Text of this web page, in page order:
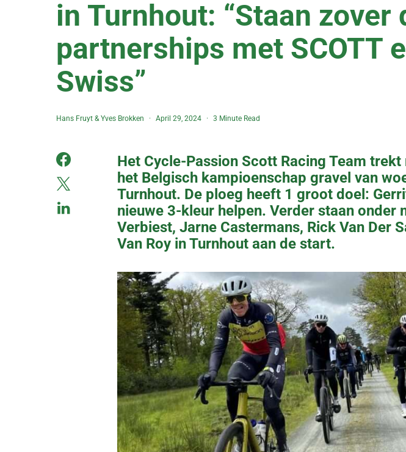
in Turnhout: “Staan zover
partnerships met SCOTT
Swiss”
Hans Fruyt &Yves Brokken April 29, 2024 3 Minute Read
Het Cycle-Passion Scott Racing Team
het Belgisch kampioenschap gravel van
Turnhout. De ploeg heeft 1 groot doel:
nieuwe 3-kleur helpen. Verder staan onder
Verbiest, Jarne Castermans, Rick Van Der
Van Roy in Turnhout aan de start.